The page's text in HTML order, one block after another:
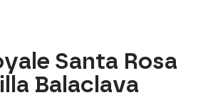
Santa Rosa
Balaclava